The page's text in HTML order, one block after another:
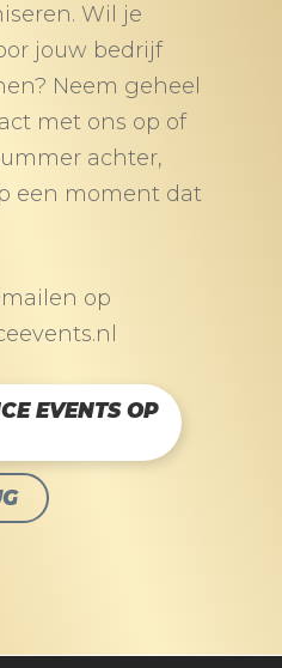
Wil je
jouw bedrijf
Neem geheel
met ons op of
achter,
een moment dat
op
EVENTS OP